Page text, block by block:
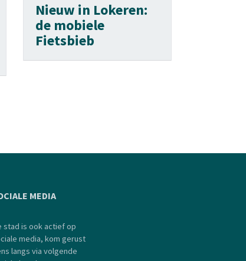
Nieuw in Lokeren:
de mobiele
Fietsbieb
MEDIA
stad is ook actief op
media, kom gerust
langs via volgende